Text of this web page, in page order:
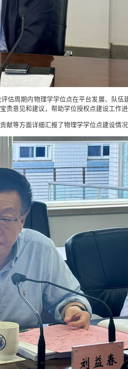
估周期内物理学学位点在平台发展、队伍
意见和建议，帮助学位授权点建设工作进
等方面详细汇报了物理学学位点建设情况